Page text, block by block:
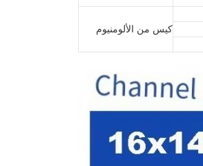
كيس من الألومنيوم